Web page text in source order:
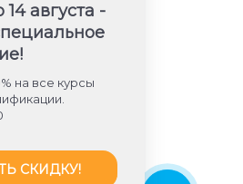
14 августа -
на все курсы
СКИДКУ!